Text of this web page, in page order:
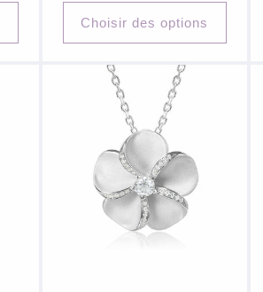
Choisir des options